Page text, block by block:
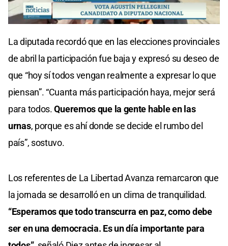
of
seconds
La diputada recordó que en las elecciones provinciales
de abril la participación fue baja y expresó su deseo de
que “hoy sí todos vengan realmente a expresar lo que
piensan”. “Cuanta más participación haya, mejor será
para todos.Queremos que la gente hable en las
urnas, porque es ahí donde se decide el rumbo del
país”, sostuvo.
Los referentes de La Libertad Avanza remarcaron que
la jornada se desarrolló en un clima de tranquilidad.
“Esperamos que todo transcurra en paz, como debe
ser en una democracia. Es un día importante para